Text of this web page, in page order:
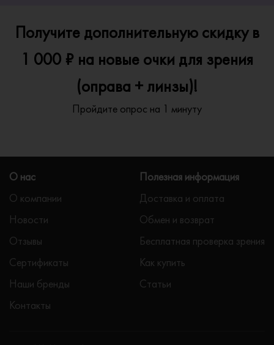
Получите дополнительную скидку в
1 000 ₽ на новые очки для зрения
(оправа + линзы)!
Пройдите опрос на 1 минуту
О нас
О компании
Новости
Отзывы
Сертификаты
Наши бренды
Контакты
Полезная информация
Доставка и оплата
Обмен и возврат
Бесплатная проверка зрения
Как купить
Статьи